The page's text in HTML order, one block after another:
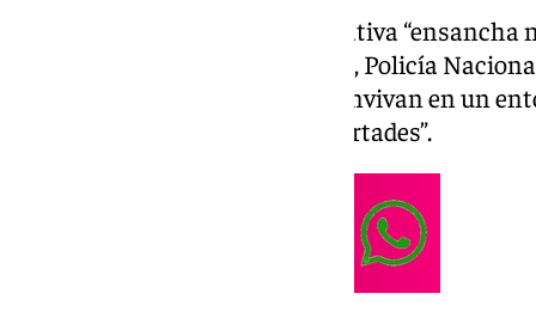
Toscano asegura que esta iniciativa
trabajar de la mano ciudadanos, Policía
de que nuestros hijos e hijas convivan en un
sus derechos y respeten las libertades”.